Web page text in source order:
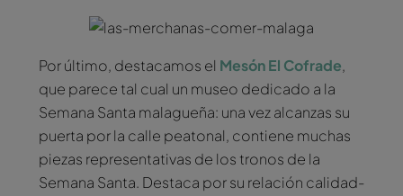
Por último, destacamos el Mesón El Cofrade,
que parece tal cual un museo dedicado a la
Semana Santa malagueña: una vez alcanzas su
puerta por la calle peatonal, contiene muchas
piezas representativas de los tronos de la
Semana Santa. Destaca por su relación calidad-